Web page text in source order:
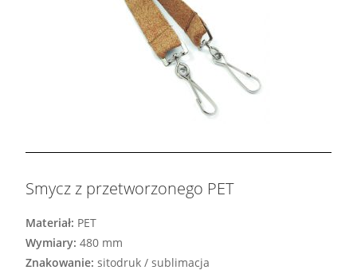
Smycz z przetworzonego PET
Materiał: PET
Wymiary: 480 mm
Znakowanie: sitodruk / sublimacja